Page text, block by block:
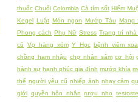
thuốc Chuối Colombia Cà tím sốt Hiếm
Kegel Luật Món ngon Mướp Tàu Mạng
Phong cách Phụ Nữ Stress Trang trí nhà
cũ
Vợ hàng xóm Y Học bệnh viêm
chồng ham nhậu chợ nhân sâm cơ hội
hành sự hạnh phúc gia đình mướp khía
thể người yêu cũ nhiếp ảnh nhạy cảm
giới quyền hôn nhân rượu nho